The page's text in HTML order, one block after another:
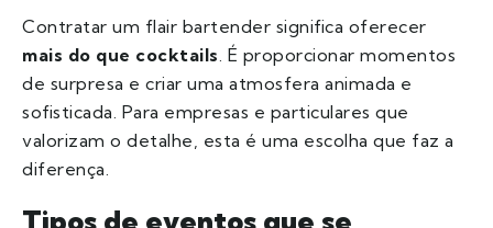
Contratar um flair bartender significa oferecer
mais do que cocktails. É proporcionar momentos
de surpresa e criar uma atmosfera animada e
sofisticada. Para empresas e particulares que
valorizam o detalhe, esta é uma escolha que faz a
diferença.